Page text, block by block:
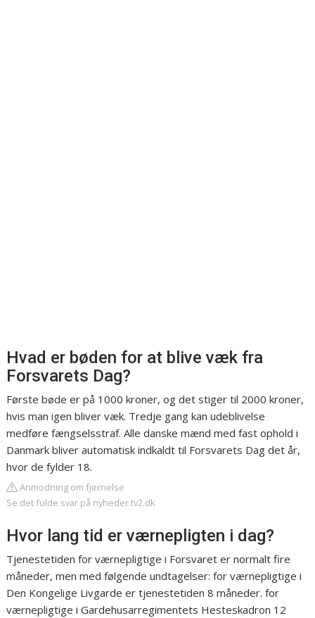
Hvad er bøden for at blive væk fra
Forsvarets Dag?
Første bøde er på 1000 kroner, og det stiger til 2000 kroner,
hvis man igen bliver væk. Tredje gang kan udeblivelse
medføre fængselsstraf. Alle danske mænd med fast ophold i
Danmark bliver automatisk indkaldt til Forsvarets Dag det år,
hvor de fylder 18.
Anmodning om fjernelse
Se det fulde svar på nyheder.tv2.dk
Hvor lang tid er værnepligten i dag?
Tjenestetiden for værnepligtige i Forsvaret er normalt fire
måneder, men med følgende undtagelser: for værnepligtige i
Den Kongelige Livgarde er tjenestetiden 8 måneder. for
værnepligtige i Gardehusarregimentets Hesteskadron 12